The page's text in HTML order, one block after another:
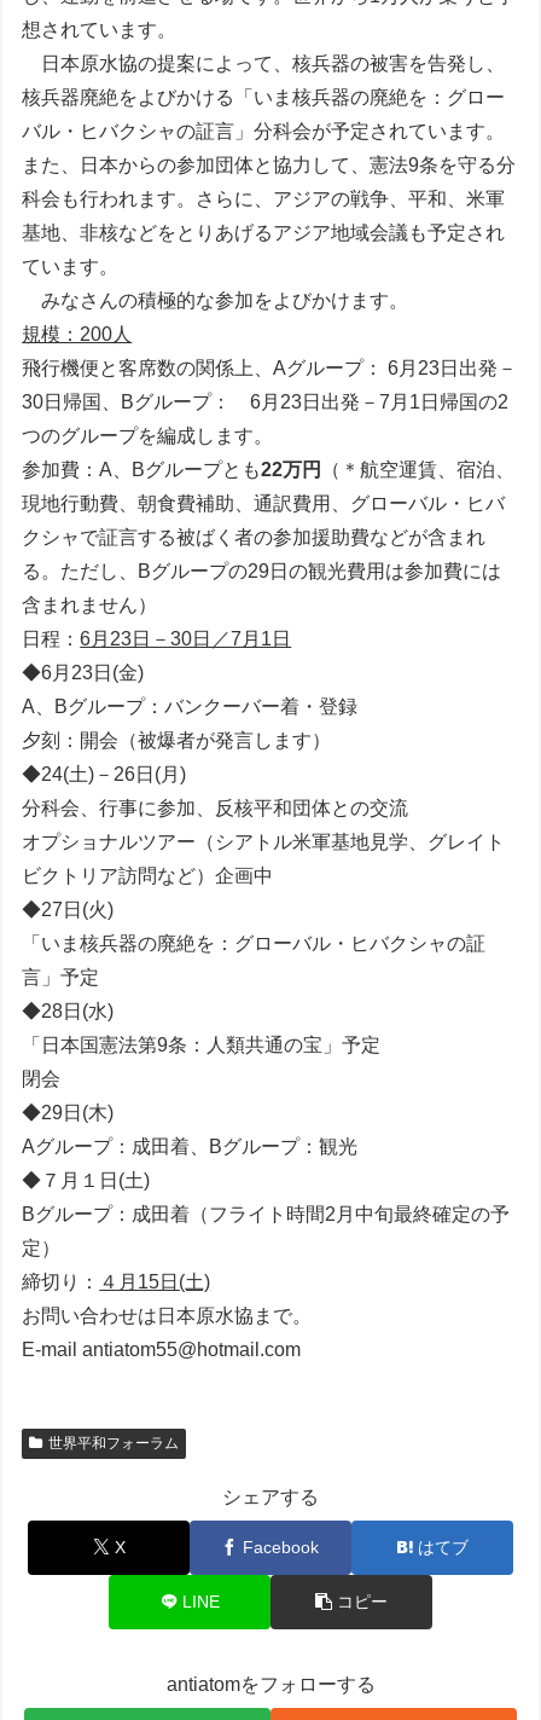
想されています。
日本原水協の提案によって、核兵器の被害を告発し、
核兵器廃絶をよびかける「いま核兵器の廃絶を：グロー
バル・ヒバクシャの証言」分科会が予定されています。
また、日本からの参加団体と協力して、憲法9条を守る分
科会も行われます。さらに、アジアの戦争、平和、米軍
基地、非核などをとりあげるアジア地域会議も予定され
ています。
みなさんの積極的な参加をよびかけます。
規模：200人
飛行機便と客席数の関係上、Aグループ： 6月23日出発－
30日帰国、Bグループ： 6月23日出発－7月1日帰国の2
つのグループを編成します。
参加費：A、Bグループとも22万円
（＊航空運賃、宿泊、
現地行動費、朝食費補助、通訳費用、グローバル・ヒバ
クシャで証言する被ばく者の参加援助費などが含まれ
る。ただし、Bグループの29日の観光費用は参加費には
含まれません）
日程：6月23日－30日／7月1日
◆6月23日(金)
A、Bグループ：バンクーバー着・登録
夕刻：開会（被爆者が発言します）
◆24(土)－26日(月)
分科会、行事に参加、反核平和団体との交流
オプショナルツアー（シアトル米軍基地見学、グレイト
ビクトリア訪問など）企画中
◆27日(火)
「いま核兵器の廃絶を：グローバル・ヒバクシャの証
言」予定
◆28日(水)
「日本国憲法第9条：人類共通の宝」予定
閉会
◆29日(木)
Aグループ：成田着、Bグループ：観光
◆７月１日(土)
Bグループ：成田着（フライト時間2月中旬最終確定の予
定）
締切り： ４月15日(土)
お問い合わせは日本原水協まで。
E-mail antiatom55@hotmail.com
世界平和フォーラム
シェアする
X Facebook はてブ
LINE コピー
antiatomをフォローする